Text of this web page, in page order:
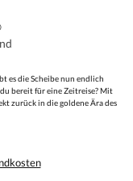
es die Scheibe nun endlich
bereit für eine Zeitreise? Mit
zurück in die goldene Ära des
an den rohen,
geschnürten Stiefeln und